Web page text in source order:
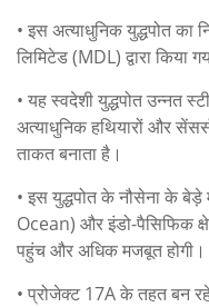
• इस अत्याधुनिक युद्धपोत का
लिमिटेड (MDL) द्वारा किया
• यह स्वदेशी युद्धपोत उन्नत
अत्याधुनिक हथियारों और
ताकत बनाता है।
• इस युद्धपोत के नौसेना के
Ocean) और इंडो-पैसिफिक
पहुंच और अधिक मजबूत होगी।
• प्रोजेक्ट 17A के तहत बन